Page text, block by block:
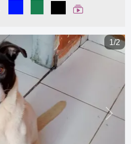
Compartilhar no Facebook
Compartilhar no
Compartilhar
Ver Web Story
1/2
Next